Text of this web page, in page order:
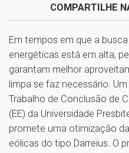
COMPARTILHE
Em tempos em que a
energéticas está em alta,
garantam melhor
limpa se faz necessário.
Trabalho de Conclusão de
(EE) da Universidade
promete uma otimização
eólicas do tipo Darreius. O